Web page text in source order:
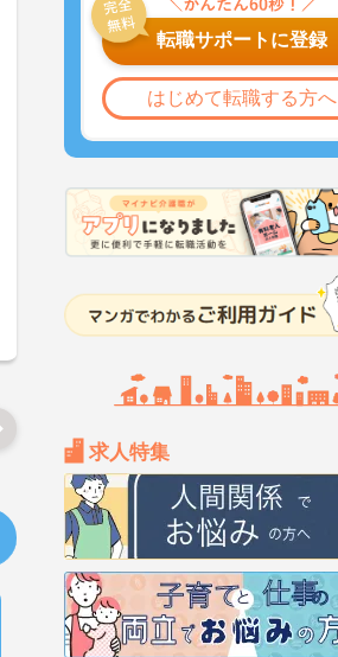
転職サポートに登録
はじめて転職する方へ
求人特集